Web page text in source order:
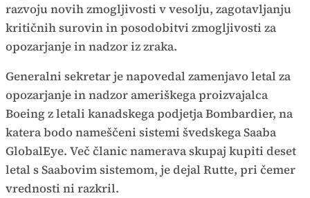
razvoju novih zmogljivosti v vesolju, zagotavljanju
kritičnih surovin in posodobitvi zmogljivosti za
opozarjanje in nadzor iz zraka.
Generalni sekretar je napovedal zamenjavo letal za
opozarjanje in nadzor ameriškega proizvajalca
Boeing z letali kanadskega podjetja Bombardier, na
katera bodo nameščeni sistemi švedskega Saaba
GlobalEye. Več članic namerava skupaj kupiti deset
letal s Saabovim sistemom, je dejal Rutte, pri čemer
vrednosti ni razkril.